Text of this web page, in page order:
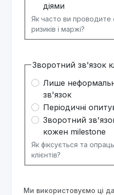
діями
Як часто ви проводите
ризиків і маржі?
Зворотний зв'язок
Лише
зв'язок
Періодичні
Зворотний
кожен milestone
Як фіксується та
клієнтів?
Ми використовуємо ці